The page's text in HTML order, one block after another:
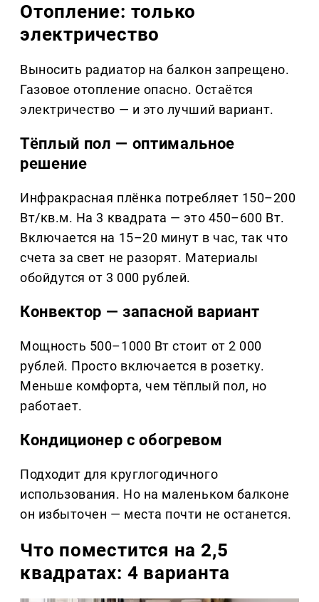
Отопление: только
электричество
Выносить радиатор на балкон запрещено.
Газовое отопление опасно. Остаётся
электричество — и это лучший вариант.
Тёплый пол — оптимальное
решение
Инфракрасная плёнка потребляет 150–200
Вт/кв.м. На 3 квадрата — это 450–600 Вт.
Включается на 15–20 минут в час, так что
счета за свет не разорят. Материалы
обойдутся от 3 000 рублей.
Конвектор — запасной вариант
Мощность 500–1000 Вт стоит от 2 000
рублей. Просто включается в розетку.
Меньше комфорта, чем тёплый пол, но
работает.
Кондиционер с обогревом
Подходит для круглогодичного
использования. Но на маленьком балконе
он избыточен — места почти не останется.
Что поместится на 2,5
квадратах: 4 варианта